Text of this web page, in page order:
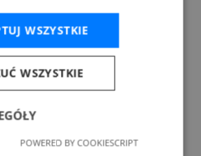
WSZYSTKIE
WSZYSTKIE
POWERED BY COOKIESCRIPT